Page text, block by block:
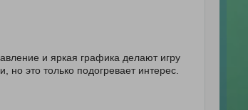
и яркая графика делают игру
это только подогревает интерес.